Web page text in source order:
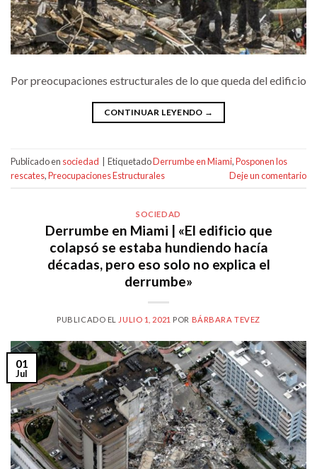
Por preocupaciones estructurales de lo que queda del edificio
CONTINUAR LEYENDO →
Publicado en sociedad EtiquetadoDerrumbe en Miami,Posponen los
rescates,Preocupaciones Estructurales Deje un comentario
SOCIEDAD
Derrumbe en Miami | «El edificio que
colapsó se estaba hundiendo hacía
décadas, pero eso solo no explica el
derrumbe»
PUBLICADO EL JULIO 1, 2021 POR BÁRBARA TEVEZ
01
Jul